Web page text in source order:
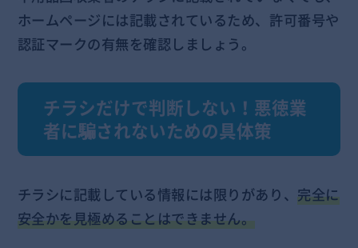
ホームページには記載されているため、許可番号や
認証マークの有無を確認しましょう。
チラシだけで判断しない！悪徳業
者に騙されないための具体策
チラシに記載している情報には限りがあり、完全に
安全かを見極めることはできません。